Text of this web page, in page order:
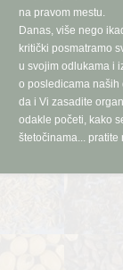
na pravom mestu.
Danas, više nego
kritički posmatramo
u svojim odlukama i
o posledicama naših
da i Vi zasadite
odakle početi, kako
štetočinama... pratite